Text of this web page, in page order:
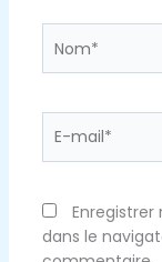
mail*
dans le